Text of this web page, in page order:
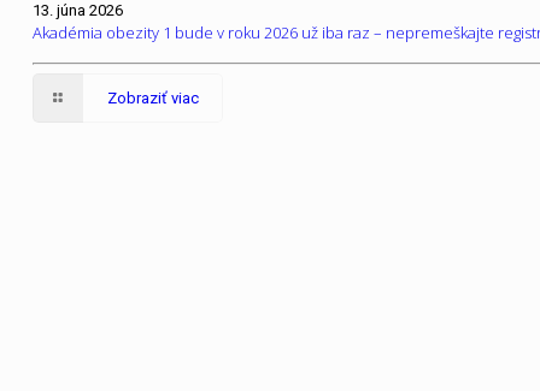
13. júna 2026
Akadémia obezity 1 bude v roku 2026 už iba raz – nepremeškajte
Zobraziť viac